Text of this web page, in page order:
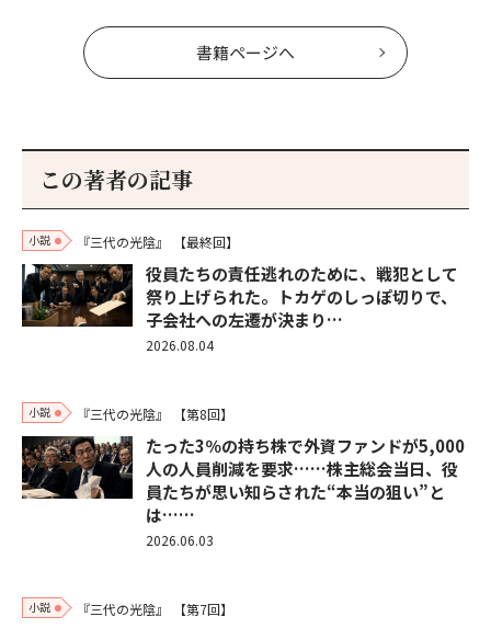
書籍ページへ
この著者の記事
小説 『三代の光陰』 【最終回】
役員たちの責任逃れのために、戦犯として
祭り上げられた。トカゲのしっぽ切りで、
子会社への左遷が決まり…
2026.08.04
小説 『三代の光陰』 【第8回】
たった3％の持ち株で外資ファンドが5,000
人の人員削減を要求……株主総会当日、役
員たちが思い知らされた“本当の狙い”と
は……
2026.06.03
小説 『三代の光陰』 【第7回】